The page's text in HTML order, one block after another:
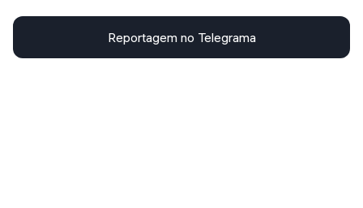
Reportagem no Telegrama